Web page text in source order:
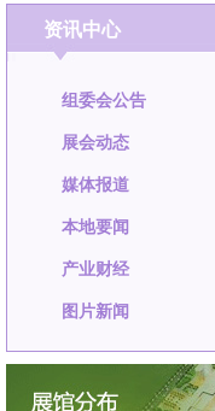
资讯中心
组委会公告
展会动态
媒体报道
本地要闻
产业财经
图片新闻